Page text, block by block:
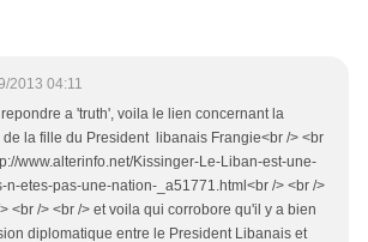
2013 04:11
a 'truth', voila le lien concernant la
la fille du President libanais Frangie<br /> <br
www.alterinfo.net/Kissinger-Le-Liban-est-une-
n-etes-pas-une-nation-_a51771.html<br /> <br />
<br /> <br /> et voila qui corrobore qu'il y a bien
diplomatique entre le President Libanais et